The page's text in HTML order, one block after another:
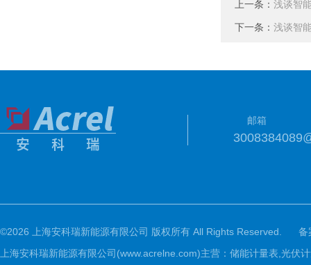
上一条： 浅谈智
下一条： 浅谈智
邮箱
©2026 上海安科瑞新能源有限公司 版权所有 All Rights Reserved.
备
上海安科瑞新能源有限公司(www.acrelne.com)主营：储能计量表,光伏